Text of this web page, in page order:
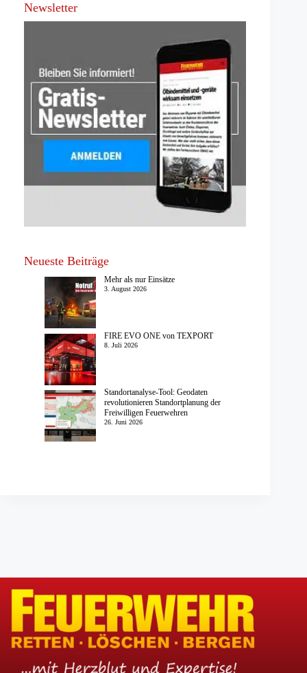
Newsletter
Neueste Beiträge
Mehr als nur Einsätze
3. August 2026
FIRE EVO ONE von TEXPORT
8. Juli 2026
Standortanalyse-Tool: Geodaten
revolutionieren Standortplanung der
Freiwilligen Feuerwehren
26. Juni 2026